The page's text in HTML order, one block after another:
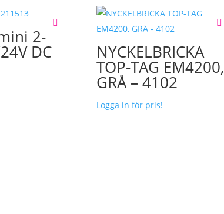
2-
DC NYCKELBRICKA
TOP-TAG EM4200,
GRÅ – 4102
Logga in för pris!